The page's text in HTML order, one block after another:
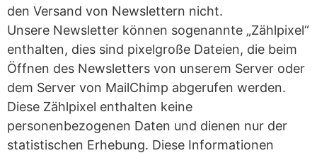
den Versand von Newslettern nicht.
Unsere Newsletter können sogenannte „Zählpixel“
enthalten, dies sind pixelgroße Dateien, die beim
Öffnen des Newsletters von unserem Server oder
dem Server von MailChimp abgerufen werden.
Diese Zählpixel enthalten keine
personenbezogenen Daten und dienen nur der
statistischen Erhebung. Diese Informationen